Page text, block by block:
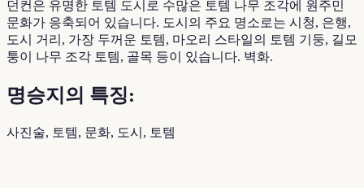
던컨은 유명한 토템 도시로 수많은 토템 나무 조각에 원주민
문화가 응축되어 있습니다. 도시의 주요 명소로는 시청, 은행,
도시 거리, 가장 두꺼운 토템, 마오리 스타일의 토템 기둥, 길모
퉁이 나무 조각 토템, 골목 등이 있습니다. 벽화.
명승지의 특징:
사진술, 토템, 문화, 도시, 토템